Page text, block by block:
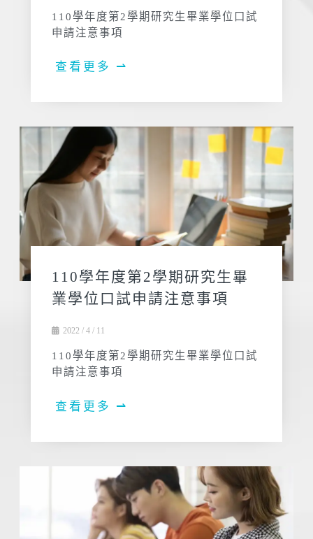
110學年度第2學期研究生畢業學位口試
申請注意事項
查看更多 ⇀
110學年度第2學期研究生畢
業學位口試申請注意事項
2022 / 4 / 11
110學年度第2學期研究生畢業學位口試
申請注意事項
查看更多 ⇀